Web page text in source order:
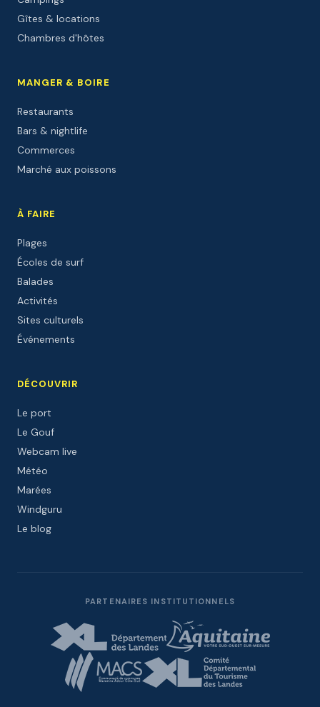
Gîtes & locations
Chambres d'hôtes
MANGER & BOIRE
Restaurants
Bars & nightlife
Commerces
Marché aux poissons
À FAIRE
Plages
Écoles de surf
Balades
Activités
Sites culturels
Événements
DÉCOUVRIR
Le port
Le Gouf
Webcam live
Météo
Marées
Windguru
Le blog
PARTENAIRES INSTITUTIONNELS